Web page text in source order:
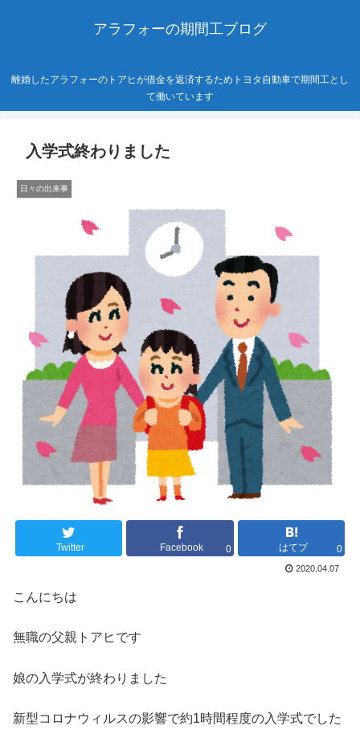
アラフォーの期間工ブログ
離婚したアラフォーのトアヒが借金を返済するためトヨタ自動車で期間工とし
て働いています
入学式終わりました
日々の出来事
Twitter Facebook 0 はてブ 0
2020.04.07
こんにちは
無職の父親トアヒです
娘の入学式が終わりました
新型コロナウィルスの影響で約1時間程度の入学式でした